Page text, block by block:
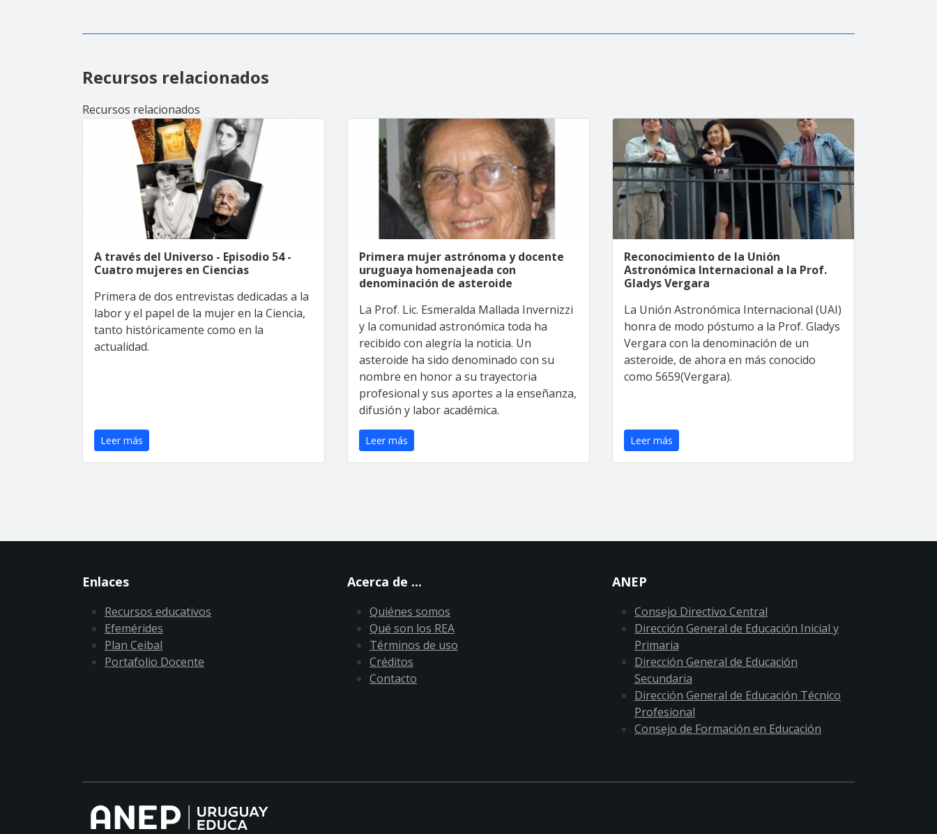
Recursos relacionados
Recursos relacionados
A través del Universo - Episodio 54 -
Cuatro mujeres en Ciencias
Primera de dos entrevistas dedicadas a la
labor y el papel de la mujer en la Ciencia,
tanto históricamente como en la
actualidad.
Leer más
Primera mujer astrónoma y docente
uruguaya homenajeada con
denominación de asteroide
La Prof. Lic. Esmeralda Mallada Invernizzi
y la comunidad astronómica toda ha
recibido con alegría la noticia. Un
asteroide ha sido denominado con su
nombre en honor a su trayectoria
profesional y sus aportes a la enseñanza,
difusión y labor académica.
Leer más
Reconocimiento de la Unión
Astronómica Internacional a la Prof.
Gladys Vergara
La Unión Astronómica Internacional (UAI)
honra de modo póstumo a la Prof. Gladys
Vergara con la denominación de un
asteroide, de ahora en más conocido
como 5659(Vergara).
Leer más
Enlaces
Recursos educativos
Efemérides
Plan Ceibal
Portafolio Docente
Acerca de ...
Quiénes somos
Qué son los REA
Términos de uso
Créditos
Contacto
ANEP
Consejo Directivo Central
Dirección General de Educación Inicial y
Primaria
Dirección General de Educación
Secundaria
Dirección General de Educación Técnico
Profesional
Consejo de Formación en Educación